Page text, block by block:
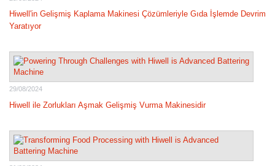
Hiwell'in Gelişmiş Kaplama Makinesi Çözümleriyle Gıda İşlemde Devrim
Yaratıyor
29/08/2024
Hiwell ile Zorlukları Aşmak Gelişmiş Vurma Makinesidir